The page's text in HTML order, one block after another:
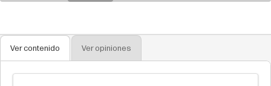
Ver contenido Ver opiniones